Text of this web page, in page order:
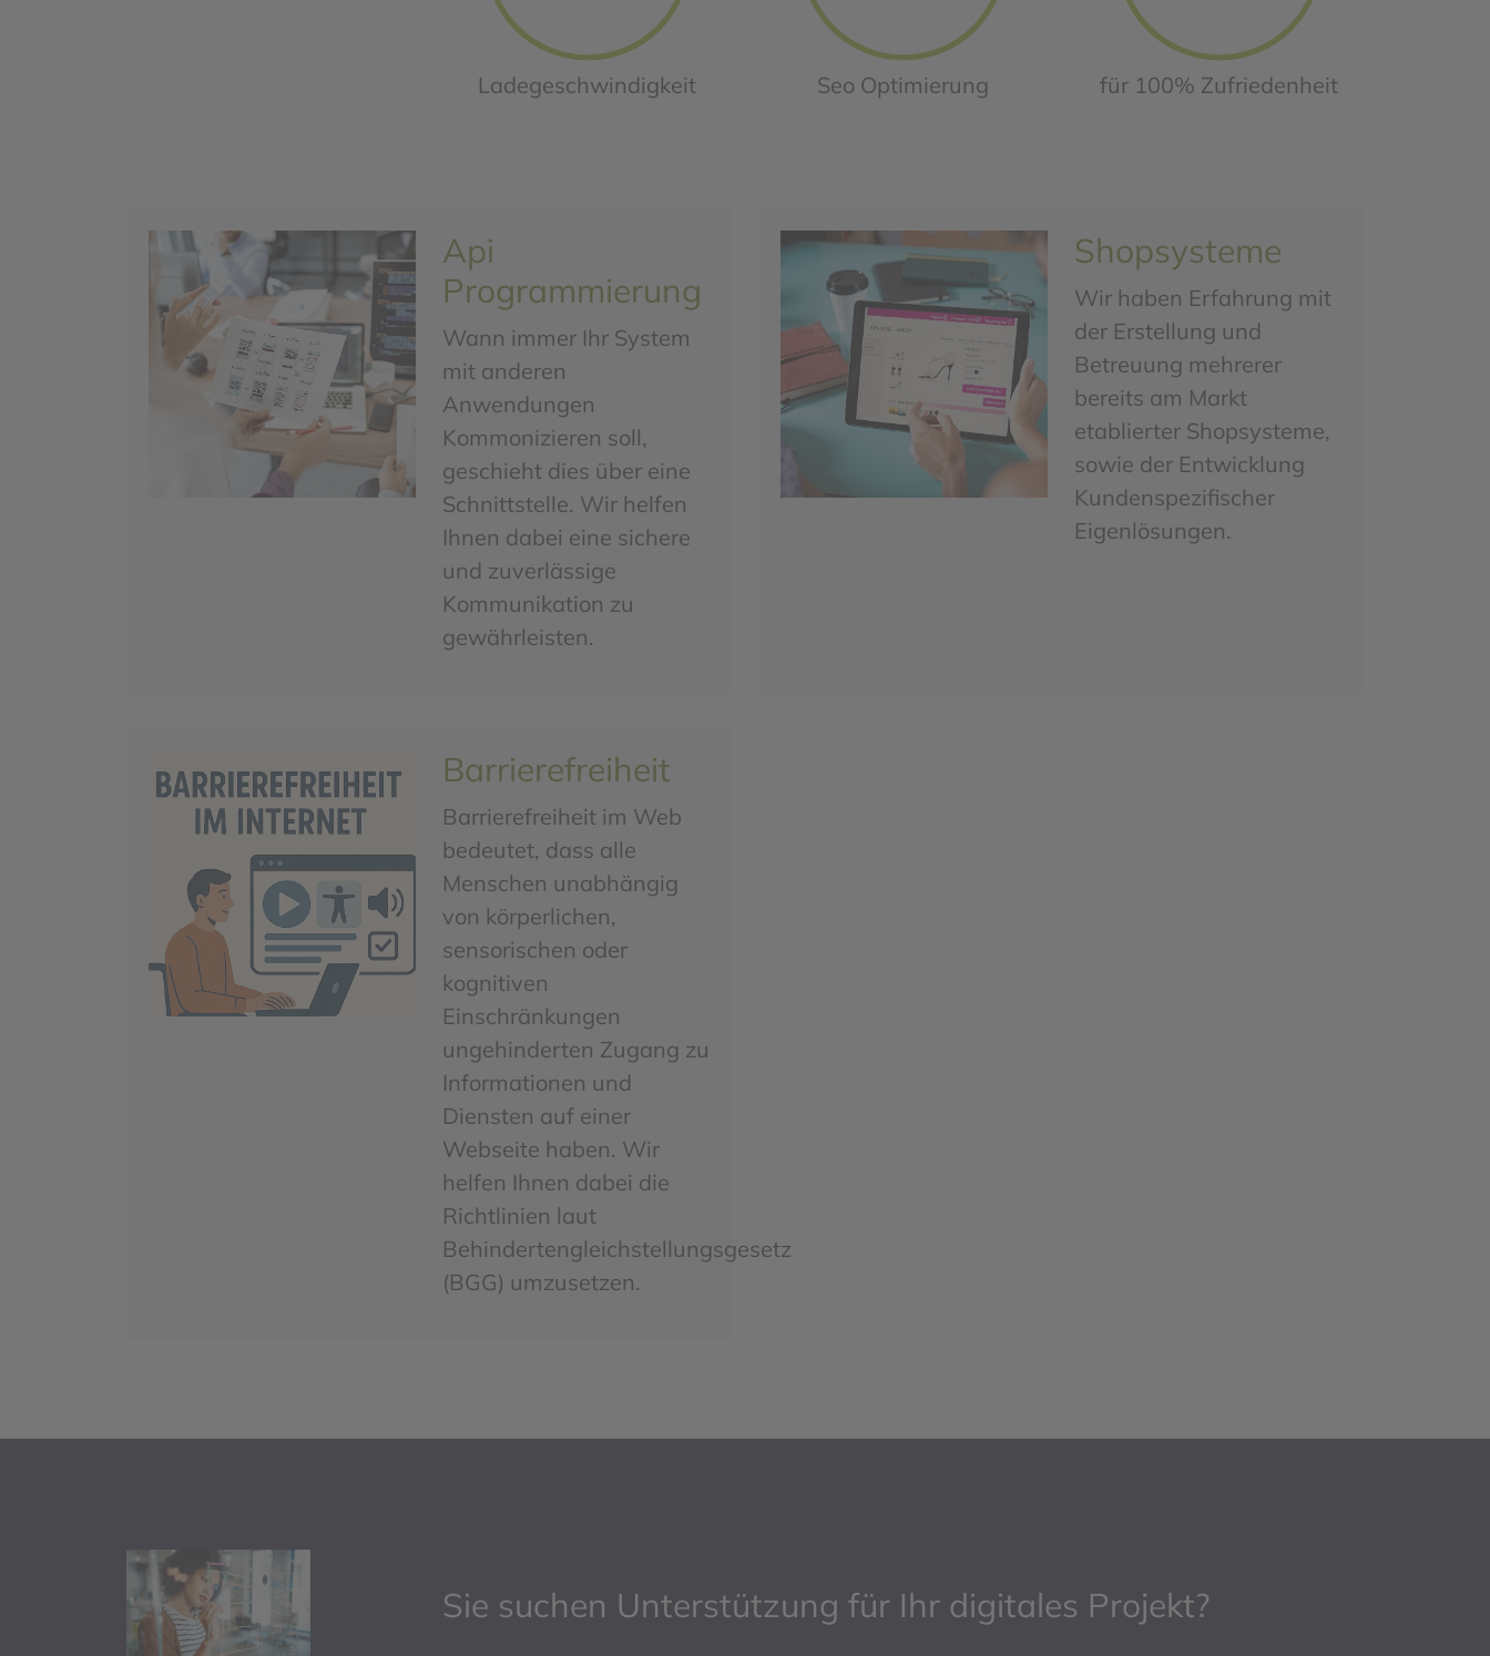
Ladegeschwindigkeit Seo Optimierung für 100% Zufriedenheit
Api
Programmierung
Wann immer Ihr System
mit anderen
Anwendungen
Kommonizieren soll,
geschieht dies über eine
Schnittstelle. Wir helfen
Ihnen dabei eine sichere
und zuverlässige
Kommunikation zu
gewährleisten.
Shopsysteme
Wir haben Erfahrung mit
der Erstellung und
Betreuung mehrerer
bereits am Markt
etablierter Shopsysteme,
sowie der Entwicklung
Kundenspezifischer
Eigenlösungen.
Barrierefreiheit
Barrierefreiheit im Web
bedeutet, dass alle
Menschen unabhängig
von körperlichen,
sensorischen oder
kognitiven
Einschränkungen
ungehinderten Zugang zu
Informationen und
Diensten auf einer
Webseite haben. Wir
helfen Ihnen dabei die
Richtlinien laut
Behindertengleichstellungsgesetz
(BGG) umzusetzen.
Sie suchen Unterstützung für Ihr digitales Projekt?